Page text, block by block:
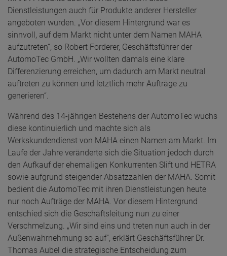
Dienstleistungen auch für Produkte anderer Hersteller
angeboten wurden. „Vor diesem Hintergrund war es
sinnvoll, auf dem Markt nicht unter dem Namen MAHA
aufzutreten“, so Robert Forderer, Geschäftsführer der
AutomoTec GmbH. „Wir wollten damals eine klare
Differenzierung erreichen, um dadurch am Markt neutral
auftreten zu können und letztlich mehr Aufträge zu
generieren“.
Während des 14-jährigen Bestehens der AutomoTec wuchs
diese kontinuierlich und machte sich als
Werkskundendienst von MAHA einen Namen am Markt. Im
Laufe der Jahre veränderte sich die Situation jedoch durch
den Aufkauf der ehemaligen Konkurrenten Slift und HETRA
sowie aufgrund steigender Absatzzahlen der MAHA. Somit
bedient die AutomoTec mit ihren Dienstleistungen heute
nur noch Aufträge der MAHA. Vor diesem Hintergrund
entschied sich die Geschäftsleitung nun zu einer
Verschmelzung. „Wir sind eins und treten nun auch in der
Außenwahrnehmung so auf“, erklärt Geschäftsführer Dr.
Thomas Aubel die strategische Entscheidung zum